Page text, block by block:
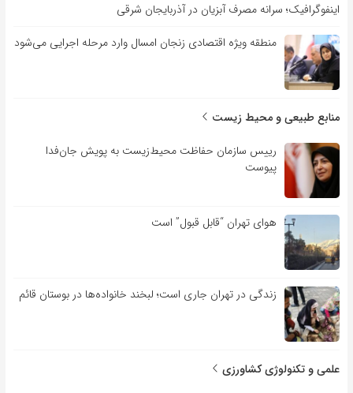
اینفوگرافیک؛ سرانه مصرف آبزیان در آذربایجان شرقی
منطقه ویژه اقتصادی زنجان امسال وارد مرحله اجرایی می‌شود
منابع طبیعی و محیط زیست
رییس سازمان حفاظت محیط‌زیست به پویش جان‌فدا
پیوست
هوای تهران “قابل قبول” است
زندگی در تهران جاری است؛ لبخند خانواده‌ها در بوستان قائم
علمی و تکنولوژی کشاورزی